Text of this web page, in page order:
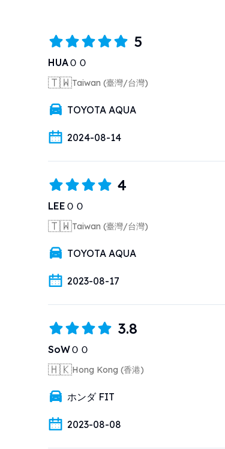
5
HUAＯＯ
🇹🇼Taiwan (臺灣/台灣)
TOYOTA AQUA
2024-08-14
4
LEEＯＯ
🇹🇼Taiwan (臺灣/台灣)
TOYOTA AQUA
2023-08-17
3.8
SoWＯＯ
🇭🇰Hong Kong (香港)
ホンダ FIT
2023-08-08